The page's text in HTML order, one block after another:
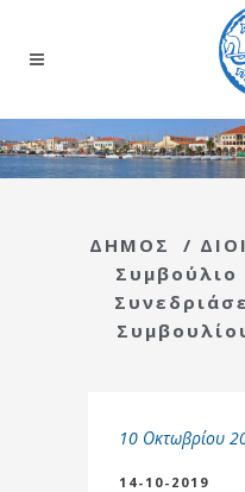
ΔΗΜΟΣ /
Συμβούλιο
10 Οκτωβρίου
14-10-2019